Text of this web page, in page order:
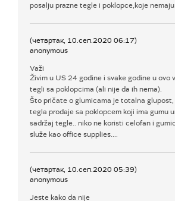
posalju prazne tegle i poklopce,koje
(четвртак, 10.сеп.2020 06:17)
anonymous
Važi
Živim u US 24 godine i svake godine u ovo
tegli sa poklopcima (ali nije da ih nema).
Što pričate o glumicama je totalna glupost,
tegla prodaje sa poklopcem koji ima gumu
sadržaj tegle.. niko ne koristi celofan i
služe kao office supplies....
(четвртак, 10.сеп.2020 05:39)
anonymous
Jeste kako da nije